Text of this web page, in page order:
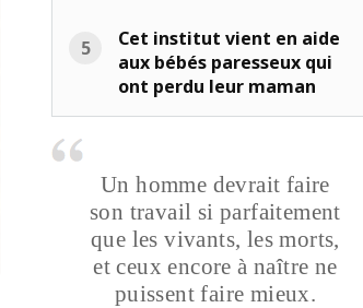
Cet institut vient en aide
aux bébés paresseux qui
ont perdu leur maman
Un homme devrait faire
son travail si parfaitement
que les vivants, les morts,
et ceux encore à naître ne
puissent faire mieux.